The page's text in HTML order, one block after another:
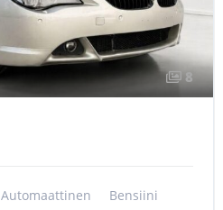
8
Automaattinen Bensiini